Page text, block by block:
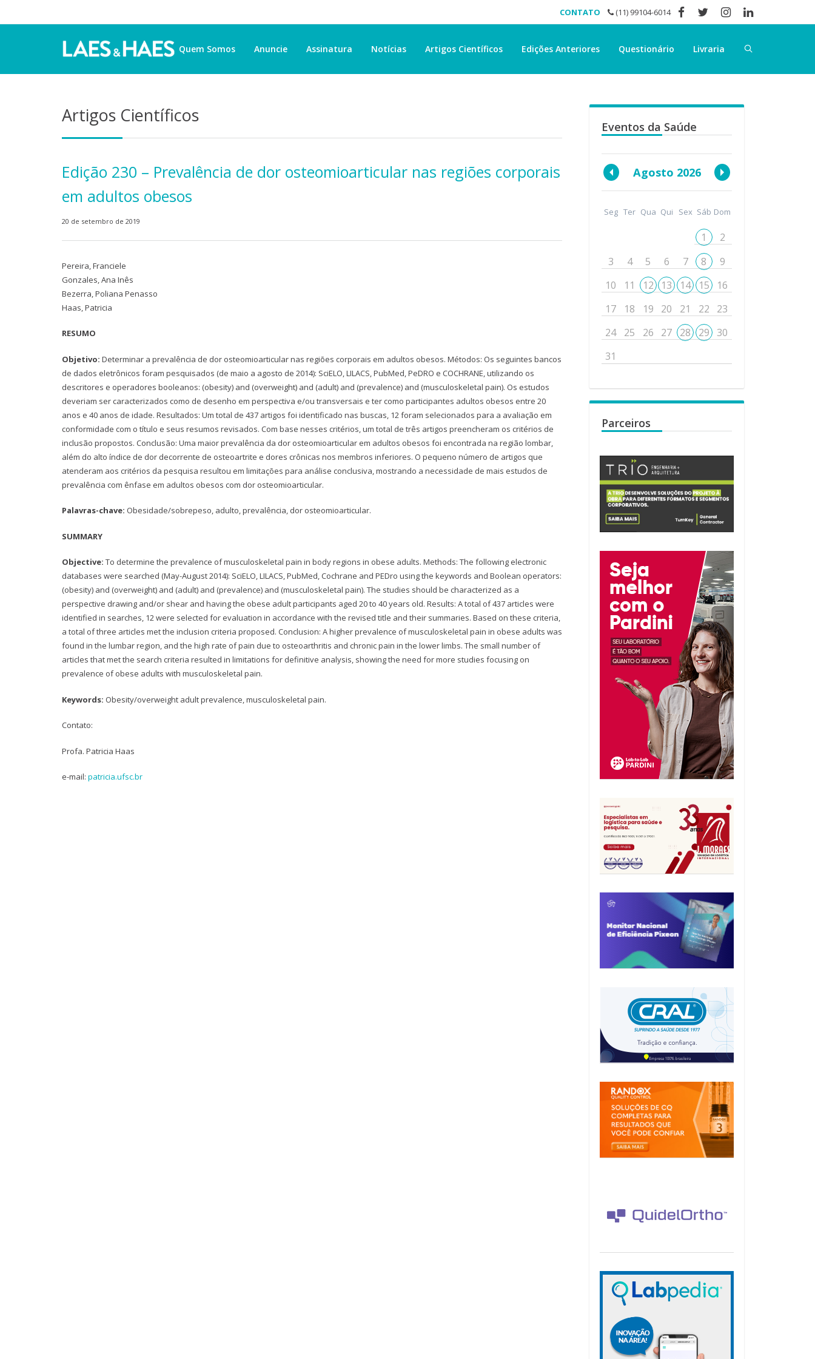
CONTATO (11) 99104-6014
Quem Somos Anuncie Assinatura Notícias Artigos Científicos Edições Anteriores Questionário Livraria
Artigos Científicos
Edição 230 – Prevalência de dor osteomioarticular nas regiões corporais
em adultos obesos
20 de setembro de 2019
Pereira, Franciele
Gonzales, Ana Inês
Bezerra, Poliana Penasso
Haas, Patricia
RESUMO
Objetivo: Determinar a prevalência de dor osteomioarticular nas regiões corporais em adultos obesos. Métodos: Os seguintes bancos
de dados eletrônicos foram pesquisados (de maio a agosto de 2014): SciELO, LILACS, PubMed, PeDRO e COCHRANE, utilizando os
descritores e operadores booleanos: (obesity) and (overweight) and (adult) and (prevalence) and (musculoskeletal pain). Os estudos
deveriam ser caracterizados como de desenho em perspectiva e/ou transversais e ter como participantes adultos obesos entre 20
anos e 40 anos de idade. Resultados: Um total de 437 artigos foi identificado nas buscas, 12 foram selecionados para a avaliação em
conformidade com o título e seus resumos revisados. Com base nesses critérios, um total de três artigos preencheram os critérios de
inclusão propostos. Conclusão: Uma maior prevalência da dor osteomioarticular em adultos obesos foi encontrada na região lombar,
além do alto índice de dor decorrente de osteoartrite e dores crônicas nos membros inferiores. O pequeno número de artigos que
atenderam aos critérios da pesquisa resultou em limitações para análise conclusiva, mostrando a necessidade de mais estudos de
prevalência com ênfase em adultos obesos com dor osteomioarticular.
Palavras-chave: Obesidade/sobrepeso, adulto, prevalência, dor osteomioarticular.
SUMMARY
Objective: To determine the prevalence of musculoskeletal pain in body regions in obese adults. Methods: The following electronic
databases were searched (May-August 2014): SciELO, LILACS, PubMed, Cochrane and PEDro using the keywords and Boolean operators:
(obesity) and (overweight) and (adult) and (prevalence) and (musculoskeletal pain). The studies should be characterized as a
perspective drawing and/or shear and having the obese adult participants aged 20 to 40 years old. Results: A total of 437 articles were
identified in searches, 12 were selected for evaluation in accordance with the revised title and their summaries. Based on these criteria,
a total of three articles met the inclusion criteria proposed. Conclusion: A higher prevalence of musculoskeletal pain in obese adults was
found in the lumbar region, and the high rate of pain due to osteoarthritis and chronic pain in the lower limbs. The small number of
articles that met the search criteria resulted in limitations for definitive analysis, showing the need for more studies focusing on
prevalence of obese adults with musculoskeletal pain.
Keywords: Obesity/overweight adult prevalence, musculoskeletal pain.
Contato:
Profa. Patricia Haas
e-mail: patricia.ufsc.br
Eventos da Saúde
Agosto 2026
Seg Ter Qua Qui Sex Sáb Dom
1
2
3
4 5 6 7 8
9
10
11 12 13 14 15
16
17
18 19 20 21 22
23
24
25 26 27 28 29
30
31
Parceiros